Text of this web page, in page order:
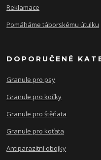
Reklamace
Pomáháme táborskému útulku
DOPORUČENÉ
Granule pro psy
Granule pro kočky
Granule pro štěňata
Granule pro koťata
Antiparazitní obojky